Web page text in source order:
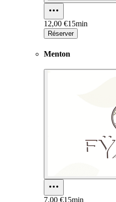
12,00 €15min
Réserver
Menton
7,00 €15min